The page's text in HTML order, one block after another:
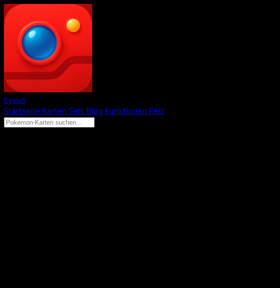
Eyevo
Startseite Karten Sets Blog Funktionen FAQ